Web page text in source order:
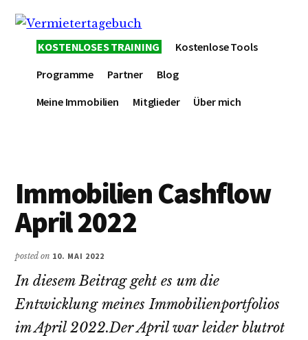
Hauptsidebar
springen
Additional
menuVermietertagebuch
KOSTENLOSES TRAINING
Kostenlose Tools
Programme
Partner
Blog
Meine Immobilien
Mitglieder Über mich
Immobilien Cashflow
April 2022
posted on 10. MAI 2022
In diesem Beitrag geht es um die
Entwicklung meines Immobilienportfolios
im April 2022.Der April war leider blutrot